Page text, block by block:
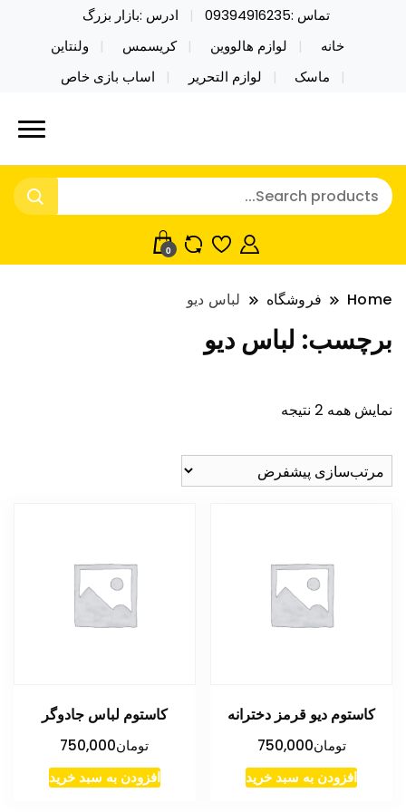
تماس :09394916235
ادرس :بازار بزرگ
خانه
لوازم هالووین کریسمس
ولنتاین
ماسک
لوازم التحریر اساب بازی خاص
نایکر توی فروش عمده لوازم هالووین
ولن تاین کادویی کریسمس اکسسوری
خرید محصولات خاص فیجت اسباب بازی تراول ماگ نایکر
توی فروش عمده لوازم هالووین ولن تاین کادویی
کریسمس اکسسوری ماسک در واردات مستقیم
0
Home فروشگاه لباس دیو
برچسب: لباس دیو
نمایش همه 2 نتیجه
کاستوم دیو قرمز دخترانه
تومان750,000
افزودن به سبد خرید
کاستوم لباس جادوگر
تومان750,000
افزودن به سبد خرید